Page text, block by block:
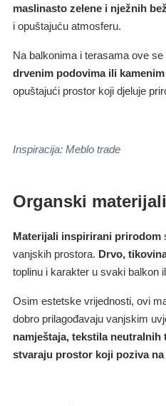
maslinasto zelene i nježnih
i opuštajuću atmosferu.
Na balkonima i terasama ove se
drvenim podovima ili
opuštajući prostor koji djeluje
Inspiracija: Meblo trade
Organski
Materijali inspirirani prirodom
vanjskih prostora. Drvo,
toplinu i karakter u svaki balkon
Osim estetske vrijednosti, ovi
dobro prilagođavaju vanjskim
namještaja, tekstila neutralnih
stvaraju prostor koji poziva